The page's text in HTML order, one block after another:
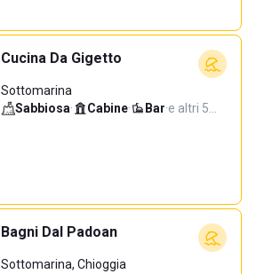
Cucina Da Gigetto
Sottomarina
Sabbiosa· Cabine· Bar·e altri 5…
Bagni Dal Padoan
Sottomarina, Chioggia